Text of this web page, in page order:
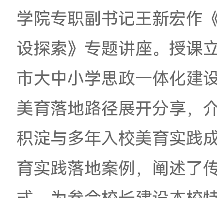
学院党总支书记谭钊
展，并介绍了广美办
解美院的美育资源优
学院专职副书记王新
设探索》专题讲座。